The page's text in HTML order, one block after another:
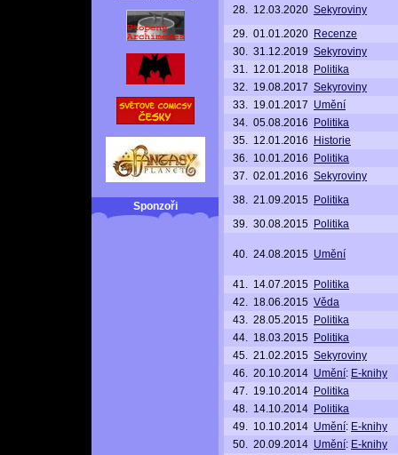
Sponzoři
28. 12.03.2020 Sekyroviny
29. 01.01.2020 Recenze
30. 31.12.2019 Sekyroviny
31. 12.01.2018 Politika
32. 19.08.2017 Sekyroviny
33. 19.01.2017 Umění
34. 05.08.2016
Politika
35. 12.01.2016
Historie
36. 10.01.2016
Politika
37. 02.01.2016 Sekyroviny
38. 21.09.2015 Politika
39. 30.08.2015 Politika
40. 24.08.2015 Umění
41. 14.07.2015 Politika
42. 18.06.2015 Věda
43. 28.05.2015 Politika
44. 18.03.2015 Politika
45. 21.02.2015 Sekyroviny
46. 20.10.2014 Umění: E-knihy
47. 19.10.2014 Politika
48. 14.10.2014 Politika
49. 10.10.2014 Umění: E-knihy
50. 20.09.2014 Umění: E-knihy